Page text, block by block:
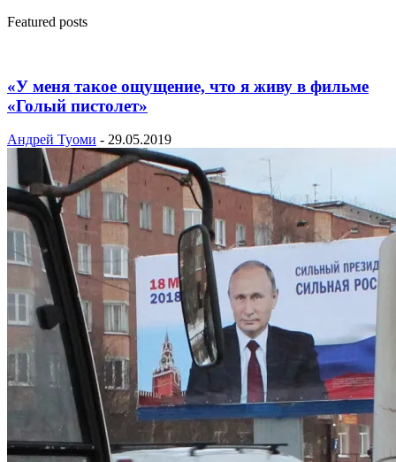
Featured posts
«У меня такое ощущение, что я живу в фильме
«Голый пистолет»
Андрей Туоми - 29.05.2019